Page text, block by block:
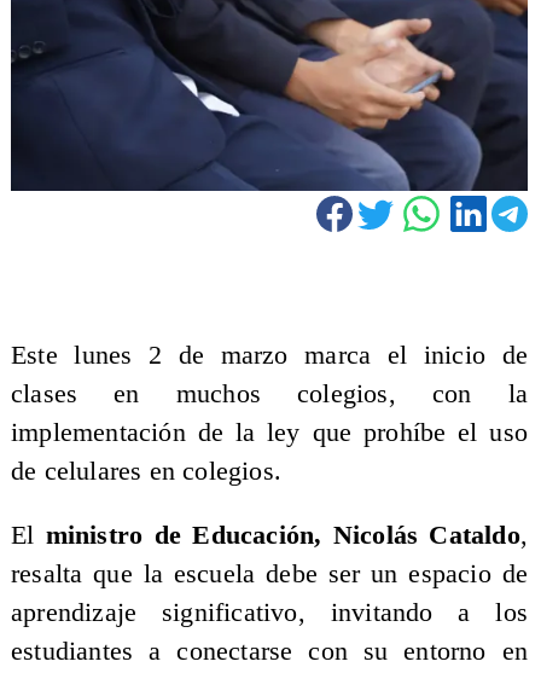
Este lunes 2 de marzo marca el inicio de
clases en muchos colegios, con la
implementación de la ley que prohíbe el uso
de celulares en colegios.
El ministro de Educación, Nicolás Cataldo,
resalta que la escuela debe ser un espacio de
aprendizaje significativo, invitando a los
estudiantes a conectarse con su entorno en